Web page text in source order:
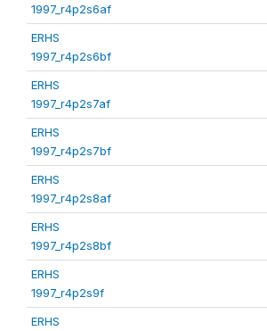
1997_r4p2s6af
ERHS
1997_r4p2s6bf
ERHS
1997_r4p2s7af
ERHS
1997_r4p2s7bf
ERHS
1997_r4p2s8af
ERHS
1997_r4p2s8bf
ERHS
1997_r4p2s9f
ERHS